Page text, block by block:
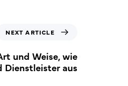
NEXT ARTICLE
und Weise, wie
Dienstleister aus